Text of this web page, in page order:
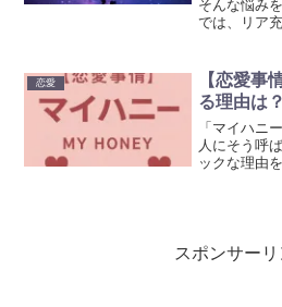
そんな悩み
では、リア
ければ幸い
恋愛
【恋愛事
る理由は
「マイハニ
人にそう呼
ックな理由
して頂けれ
スポンサーリ